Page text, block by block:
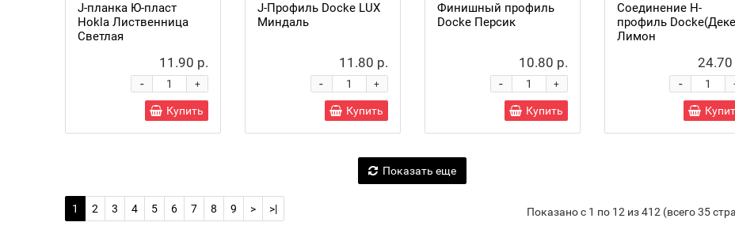
J-планка Ю-пласт
Hokla Лиственница
Светлая
11.90 р.
+
-
Купить
J-Профиль Docke LUX
Миндаль
11.80 р.
+
-
Купить
Финишный профиль
Docke Персик
10.80 р.
+
-
Купить
Соединение H-
профиль
Лимон
24.70
-
Показать еще
1 2 3 4 5 6 7 8 9 > >| Показано с 1 по 12 из 412 (всего 35